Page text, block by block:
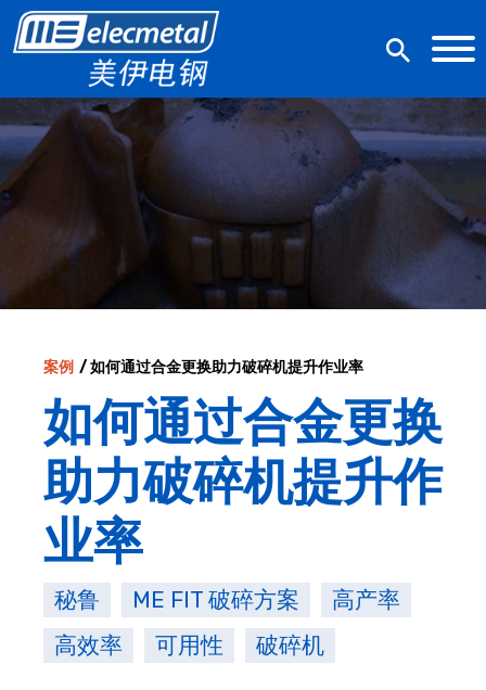
案例 / 如何通过合金更换助力破碎机提升作业率
如何通过合金更换
助力破碎机提升作
业率
秘鲁 ME FIT 破碎方案
高产率
高效率
可用性 破碎机